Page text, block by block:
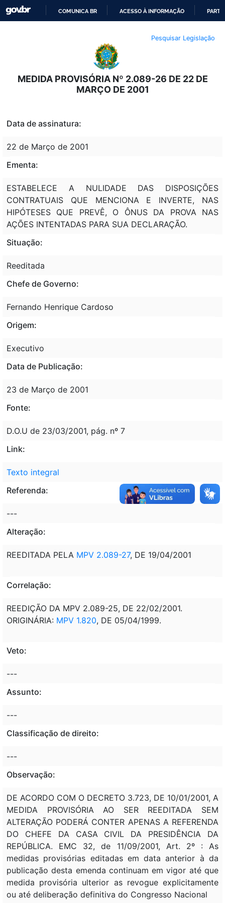
O
CONTEÚDO
COMUNICA BR ACESSO À INFORMAÇÃO
Pesquisar Legislação
MEDIDA PROVISÓRIA Nº 2.089-26 DE 22 DE
MARÇO DE 2001
Data de assinatura:
22 de Março de 2001
Ementa:
ESTABELECE A NULIDADE DAS DISPOSIÇÕES
CONTRATUAIS QUE MENCIONA E INVERTE, NAS
HIPÓTESES QUE PREVÊ, O ÔNUS DA PROVA NAS
AÇÕES INTENTADAS PARA SUA DECLARAÇÃO.
Situação:
Reeditada
Chefe de Governo:
Fernando Henrique Cardoso
Origem:
Executivo
Data de Publicação:
23 de Março de 2001
Fonte:
D.O.U de 23/03/2001, pág. nº 7
Link:
Texto integral
Referenda:
---
Alteração:
REEDITADA PELA MPV 2.089-27, DE 19/04/2001
Correlação:
REEDIÇÃO DA MPV 2.089-25, DE 22/02/2001.
ORIGINÁRIA: MPV 1.820, DE 05/04/1999.
Veto:
---
Assunto:
---
Classificação de direito:
---
Observação:
DE ACORDO COM O DECRETO 3.723, DE 10/01/2001, A
MEDIDA PROVISÓRIA AO SER REEDITADA SEM
ALTERAÇÃO PODERÁ CONTER APENAS A REFERENDA
DO CHEFE DA CASA CIVIL DA PRESIDÊNCIA DA
REPÚBLICA. EMC 32, de 11/09/2001, Art. 2º : As
medidas provisórias editadas em data anterior à da
publicação desta emenda continuam em vigor até que
medida provisória ulterior as revogue explicitamente
ou até deliberação definitiva do Congresso Nacional